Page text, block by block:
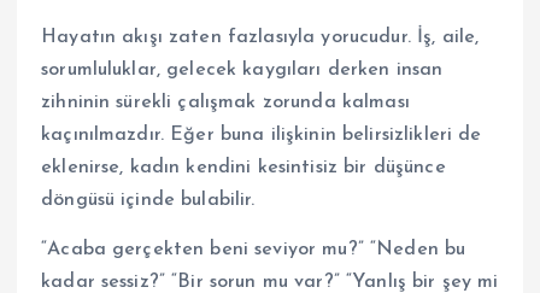
Hayatın akışı zaten fazlasıyla yorucudur. İş, aile,
sorumluluklar, gelecek kaygıları derken insan
zihninin sürekli çalışmak zorunda kalması
kaçınılmazdır. Eğer buna ilişkinin belirsizlikleri de
eklenirse, kadın kendini kesintisiz bir düşünce
döngüsü içinde bulabilir.
“Acaba gerçekten beni seviyor mu?” “Neden bu
kadar sessiz?” “Bir sorun mu var?” “Yanlış bir şey mi